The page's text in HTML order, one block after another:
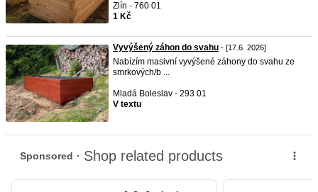
Zlín - 760 01
1 Kč
Vyvýšený záhon do svahu - [17.6. 2026]
Nabízím masivní vyvýšené záhony do svahu ze
smrkových/b ...
Mladá Boleslav - 293 01
V textu